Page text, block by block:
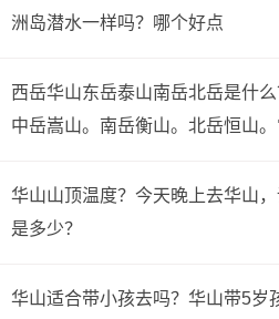
洲岛潜水一样吗？哪个好点
西岳华山东岳泰山南岳北岳是什
中岳嵩山。南岳衡山。北岳恒山。
华山山顶温度？今天晚上去华山
是多少？
华山适合带小孩去吗？华山带5岁